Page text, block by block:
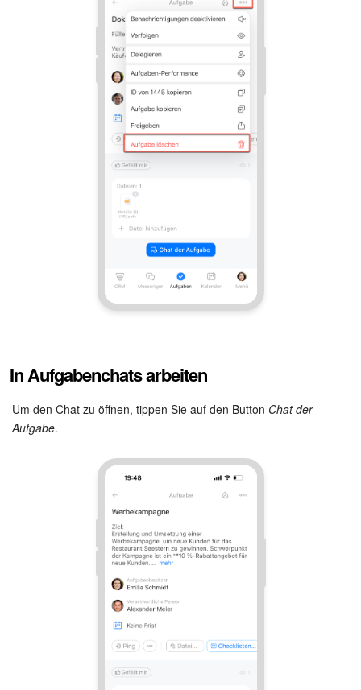
In Aufgabenchats arbeiten
Um den Chat zu öffnen, tippen Sie auf den Button Chat der
Aufgabe.